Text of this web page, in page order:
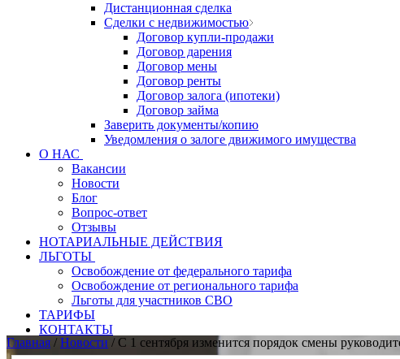
Дистанционная сделка
Сделки с недвижимостью
Договор купли-продажи
Договор дарения
Договор мены
Договор ренты
Договор залога (ипотеки)
Договор займа
Заверить документы/копию
Уведомления о залоге движимого имущества
О НАС
Вакансии
Новости
Блог
Вопрос-ответ
Отзывы
НОТАРИАЛЬНЫЕ ДЕЙСТВИЯ
ЛЬГОТЫ
Освобождение от федерального тарифа
Освобождение от регионального тарифа
Льготы для участников СВО
ТАРИФЫ
КОНТАКТЫ
Главная / Новости / С 1 сентября изменится порядок смены